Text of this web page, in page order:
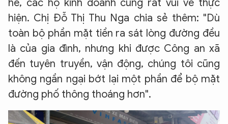
hè, các hộ kinh doanh cũng rất vui vẻ thực
hiện. Chị Đỗ Thị Thu Nga chia sẻ thêm: "Dù
toàn bộ phần mặt tiền ra sát lòng đường đều
là của gia đình, nhưng khi được Công an xã
đến tuyên truyền, vận động, chúng tôi cũng
không ngần ngại bớt lại một phần để bộ mặt
đường phố thông thoáng hơn".